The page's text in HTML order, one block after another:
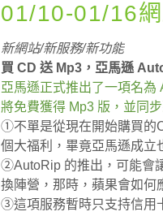
01/10-01/16網
新網站/新服務/新功能
買 CD 送 Mp3，亞馬遜
亞馬遜正式推出了一項名為
將免費獲得 Mp3 版，並同
①不單是從現在開始購買的
個大福利，畢竟亞馬遜成立
②AutoRip 的推出，可能會
換陣營，那時，蘋果會如何
③這項服務暫時只支持信用